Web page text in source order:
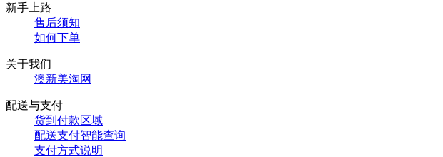
新手上路
售后须知
如何下单
关于我们
澳新美淘网
配送与支付
货到付款区域
配送支付智能查询
支付方式说明